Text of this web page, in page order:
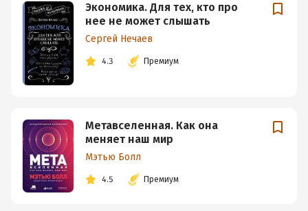
Экономика. Для тех, кто про
нее не может слышать
Сергей Нечаев
4.3 Премиум
Метавселенная. Как она
меняет наш мир
Мэтью Болл
4.5 Премиум